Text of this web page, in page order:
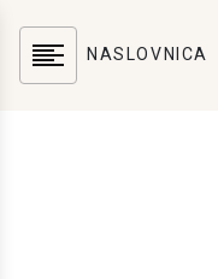
NASLOVNICA